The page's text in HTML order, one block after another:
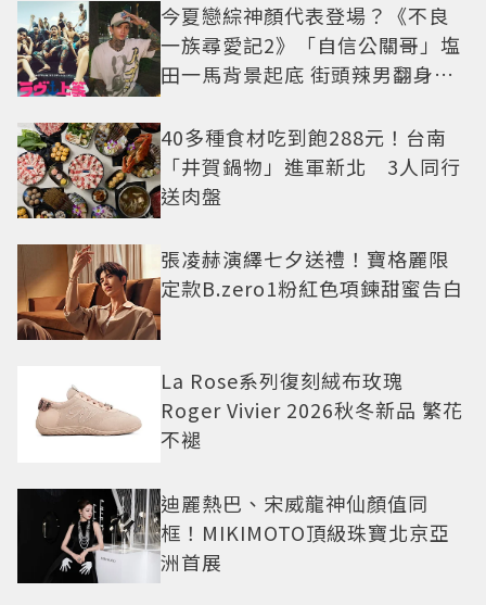
今夏戀綜神顏代表登場？《不良
一族尋愛記2》「自信公關哥」塩
田一馬背景起底 街頭辣男翻身當
40多種食材吃到飽288元！台南
「井賀鍋物」進軍新北 3人同行
送肉盤
張凌赫演繹七夕送禮！寶格麗限
定款B.zero1粉紅色項鍊甜蜜告白
La Rose系列復刻絨布玫瑰
Roger Vivier 2026秋冬新品 繁花
不褪
迪麗熱巴、宋威龍神仙顏值同
框！MIKIMOTO頂級珠寶北京亞
洲首展